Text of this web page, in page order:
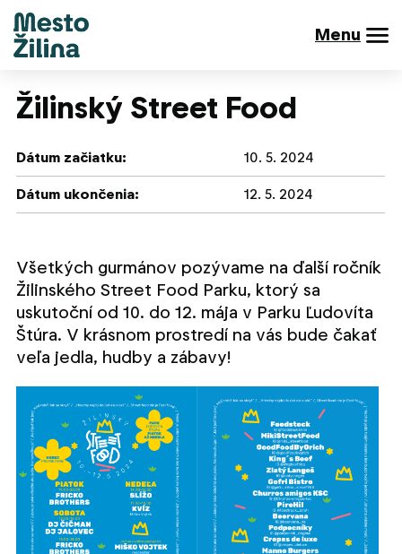
Menu
Žilinský Street Food
Dátum začiatku: 10. 5. 2024
Dátum ukončenia: 12. 5. 2024
Všetkých gurmánov pozývame na ďalší ročník
Žilinského Street Food Parku, ktorý sa
uskutoční od 10. do 12. mája v Parku Ľudovíta
Štúra. V krásnom prostredí na vás bude čakať
veľa jedla, hudby a zábavy!